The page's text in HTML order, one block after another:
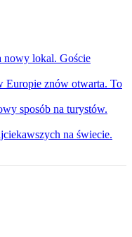
nowy lokal. Goście
Europie znów otwarta. To
sposób na turystów.
na świecie.